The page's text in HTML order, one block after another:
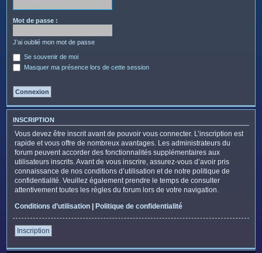
Mot de passe :
J’ai oublié mon mot de passe
Se souvenir de moi
Masquer ma présence lors de cette session
INSCRIPTION
Vous devez être inscrit avant de pouvoir vous connecter. L’inscription est
rapide et vous offre de nombreux avantages. Les administrateurs du
forum peuvent accorder des fonctionnalités supplémentaires aux
utilisateurs inscrits. Avant de vous inscrire, assurez-vous d’avoir pris
connaissance de nos conditions d’utilisation et de notre politique de
confidentialité. Veuillez également prendre le temps de consulter
attentivement toutes les règles du forum lors de votre navigation.
Conditions d’utilisation | Politique de confidentialité
Inscription